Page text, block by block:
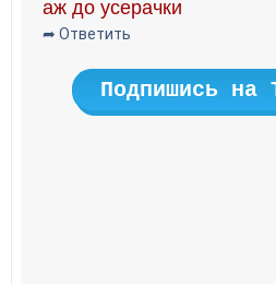
аж до усерачки
➦ Ответить
Подпишись на